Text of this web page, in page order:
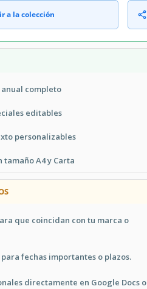
a la colección
completo
editables
personalizables
A4 y Carta
que coincidan con tu marca o
fechas importantes o plazos.
directamente en Google Docs o